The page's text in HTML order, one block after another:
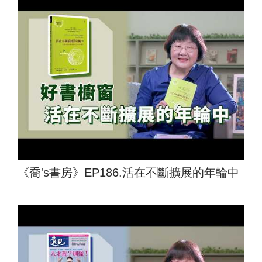
《喬's書房》EP186.活在不斷擴展的年輪中